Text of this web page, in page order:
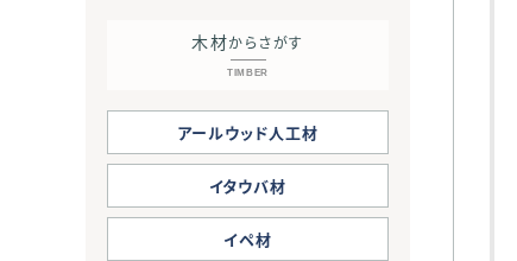
木材からさがす
TIMBER
アールウッド人工材
イタウバ材
イペ材